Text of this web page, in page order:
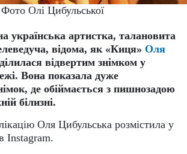
Фото Олі Цибульської
українська артистка, талановита
відома, як «Киця» Оля
відвертим знімком у
Вона показала дуже
де обіймається з пишнозадою
білизні.
Оля Цибульська розмістила у
Instagram.